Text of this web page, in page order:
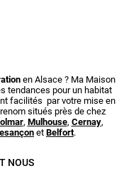
en Alsace ? Ma Maison
tendances pour un habitat
facilités par votre mise en
situés près de chez
, Mulhouse, Cernay,
et Belfort.
NOUS